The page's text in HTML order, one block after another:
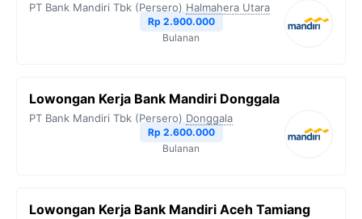
PT Bank Mandiri Tbk (Persero) Halmahera Utara
Rp 2.900.000
Bulanan
Lowongan Kerja Bank Mandiri Donggala
PT Bank Mandiri Tbk (Persero) Donggala
Rp 2.600.000
Bulanan
Lowongan Kerja Bank Mandiri Aceh Tamiang